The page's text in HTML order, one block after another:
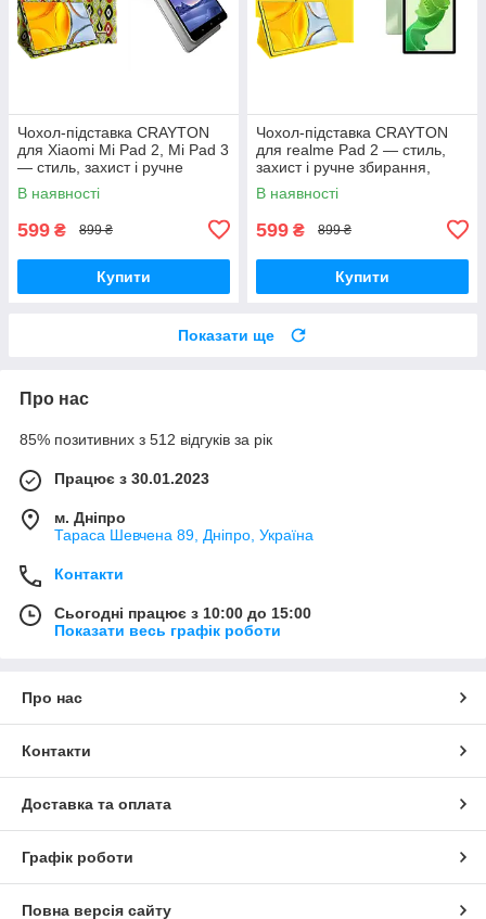
Чохол-підставка CRAYTON
для Xiaomi Mi Pad 2, Mi Pad 3
— стиль, захист і ручне
збирання, колір Камні
В наявності
599 ₴ 899 ₴
Купити
Чохол-підставка CRAYTON
для realme Pad 2 — стиль,
захист і ручне збирання,
колір Жовтий
В наявності
599 ₴ 899 ₴
Купити
Показати ще
Про нас
85% позитивних з 512 відгуків за рік
Працює з 30.01.2023
м. Дніпро
Тараса Шевчена 89, Дніпро, Україна
Контакти
Сьогодні працює з 10:00 до 15:00
Показати весь графік роботи
Про нас
Контакти
Доставка та оплата
Графік роботи
Повна версія сайту